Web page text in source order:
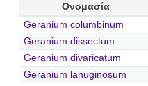
Ονομασία
Geranium columbinum
Geranium dissectum
Geranium divaricatum
Geranium lanuginosum